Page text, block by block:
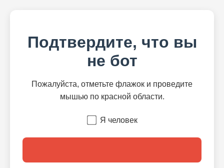
Подтвердите, что вы
не бот
Пожалуйста, отметьте флажок и проведите
мышью по красной области.
Я человек